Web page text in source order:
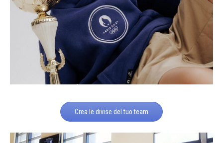
Crea le divise del tuo team